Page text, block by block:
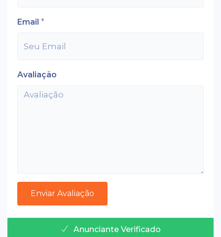
Email *
Avaliação
Anunciante Verificado